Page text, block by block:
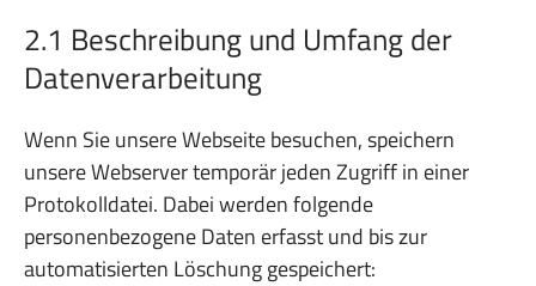
2.1 Beschreibung und Umfang der
Datenverarbeitung
Wenn Sie unsere Webseite besuchen, speichern
unsere Webserver temporär jeden Zugriff in einer
Protokolldatei. Dabei werden folgende
personenbezogene Daten erfasst und bis zur
automatisierten Löschung gespeichert: